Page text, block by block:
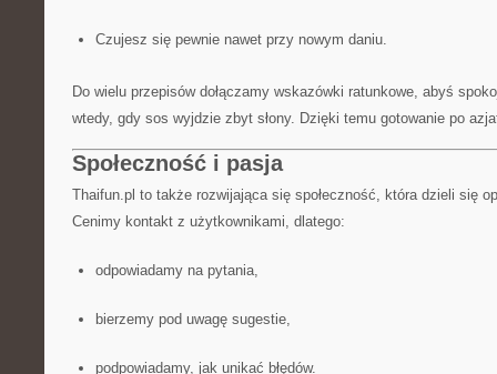
Czujesz się pewnie nawet przy nowym daniu.
Do wielu przepisów dołączamy wskazówki ratunkowe, abyś
wtedy, gdy sos wyjdzie zbyt słony. Dzięki temu gotowanie po
Społeczność i pasja
Thaifun.pl to także rozwijająca się społeczność, która dzieli się
Cenimy kontakt z użytkownikami, dlatego:
odpowiadamy na pytania,
bierzemy pod uwagę sugestie,
podpowiadamy, jak unikać błędów.